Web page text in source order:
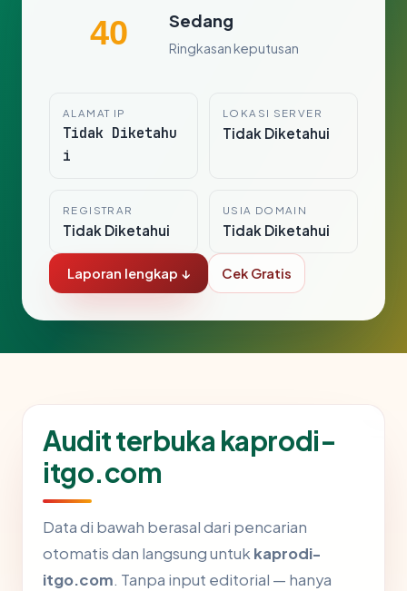
40 Sedang
Ringkasan keputusan
ALAMAT IP
Tidak Diketahu
i
LOKASI SERVER
Tidak Diketahui
REGISTRAR
Tidak Diketahui
USIA DOMAIN
Tidak Diketahui
Laporan lengkap ↓ Cek Gratis
Audit terbuka kaprodi-
itgo.com
Data di bawah berasal dari pencarian
otomatis dan langsung untukkaprodi-
itgo.com. Tanpa input editorial — hanya